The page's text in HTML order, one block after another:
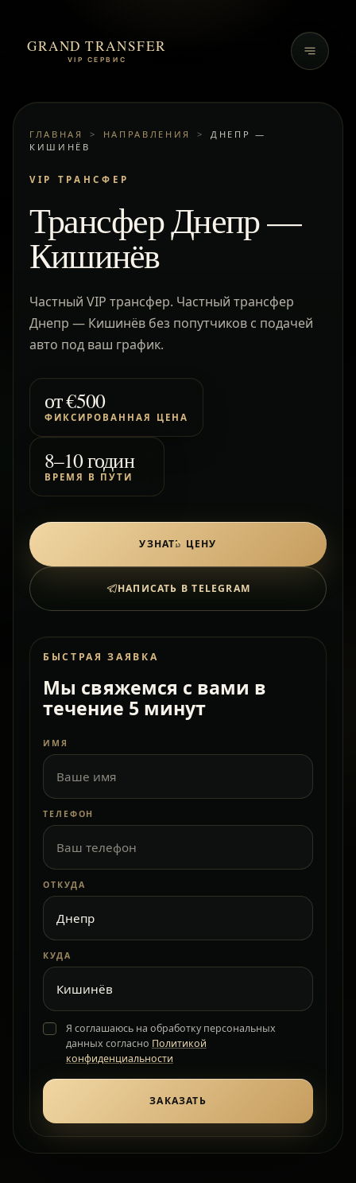
GRAND TRANSFER
VIP СЕРВИС
ГЛАВНАЯ > НАПРАВЛЕНИЯ >
ДНЕПР —
КИШИНЁВ
VIP ТРАНСФЕР
Трансфер Днепр —
Кишинёв
Частный VIP трансфер. Частный трансфер
Днепр — Кишинёв без попутчиков с подачей
авто под ваш график.
от€500
ФИКСИРОВАННАЯ ЦЕНА
8–10 годин
ВРЕМЯ В ПУТИ
УЗНАТЬ ЦЕНУ
НАПИСАТЬ В TELEGRAM
БЫСТРАЯ ЗАЯВКА
Мы свяжемся с вами в
течение 5 минут
ИМЯ
ТЕЛЕФОН
ОТКУДА
КУДА
Я соглашаюсь на обработку персональных
данных согласно Политикой
конфиденциальности
ЗАКАЗАТЬ